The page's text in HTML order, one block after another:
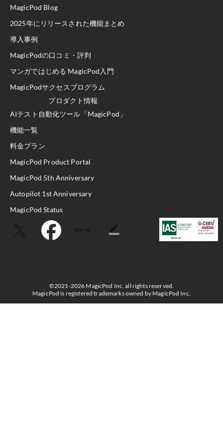
MagicPod Blog
2025年にリリースされた機能まとめ
導入事例
MagicPodの口コミ・評判
マンガではじめる MagicPod入門
MagicPodサクセスプログラム
プロダクト情報
AIテスト自動化ツール「MagicPod」
機能一覧
料金プラン
MagicPod Product Portal
MagicPod 5th Anniversary
Autopilot 1st Anniversary
MagicPod Status
©2021-2026 MagicPod Inc. all rights reserved.
MagicPod is registered trademarks owned by MagicPod Inc.